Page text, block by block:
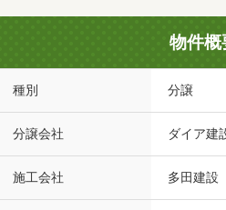
物件概
種別 分譲
分譲会社 ダイア建
施工会社 多田建設